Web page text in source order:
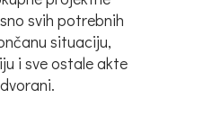
svih potrebnih
situaciju,
i sve ostale akte